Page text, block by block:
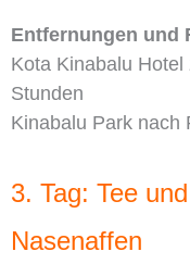
Entfernungen und
Kota Kinabalu
Stunden
Kinabalu Park nach
3. Tag: Tee
Nasenaffen